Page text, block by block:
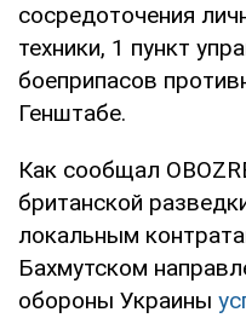
сосредоточения
техники, 1 пункт
боеприпасов
Генштабе.
Как сообщал
британской
локальным
Бахмутском
обороны Украины